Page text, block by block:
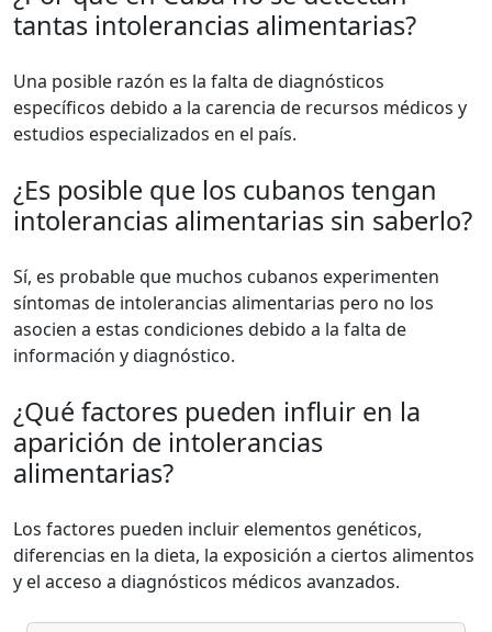
tantas intolerancias alimentarias?
Una posible razón es la falta de diagnósticos
específicos debido a la carencia de recursos médicos y
estudios especializados en el país.
¿Es posible que los cubanos tengan
intolerancias alimentarias sin saberlo?
Sí, es probable que muchos cubanos experimenten
síntomas de intolerancias alimentarias pero no los
asocien a estas condiciones debido a la falta de
información y diagnóstico.
¿Qué factores pueden influir en la
aparición de intolerancias
alimentarias?
Los factores pueden incluir elementos genéticos,
diferencias en la dieta, la exposición a ciertos alimentos
y el acceso a diagnósticos médicos avanzados.